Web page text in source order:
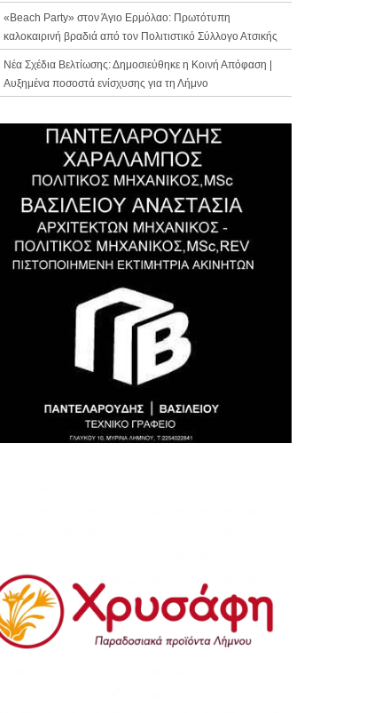
«Beach Party» στον Άγιο Ερμόλαο: Πρωτότυπη
καλοκαιρινή βραδιά από τον Πολιτιστικό Σύλλογο Ατσικής
Νέα Σχέδια Βελτίωσης: Δημοσιεύθηκε η Κοινή Απόφαση |
Αυξημένα ποσοστά ενίσχυσης για τη Λήμνο